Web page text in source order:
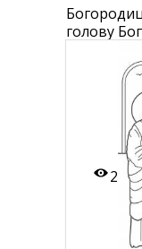
голову
2